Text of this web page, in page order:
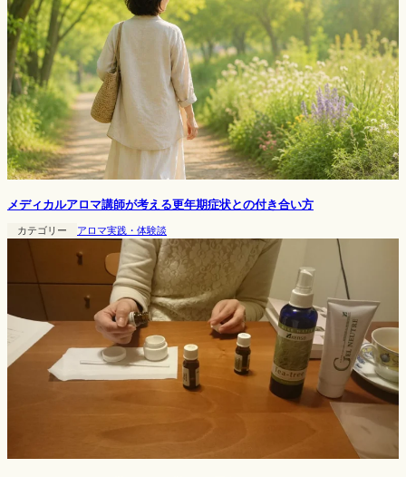
メディカルアロマ講師が考える更年期症状との付き合い方
カテゴリー アロマ実践・体験談